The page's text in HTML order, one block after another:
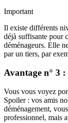
Important
Il existe différents
déjà suffisante pour
déménageurs. Elle
par un tiers, par
Avantage n° 3 :
Vous vous voyez
Spoiler : vos amis
déménagement,
professionnel, mais